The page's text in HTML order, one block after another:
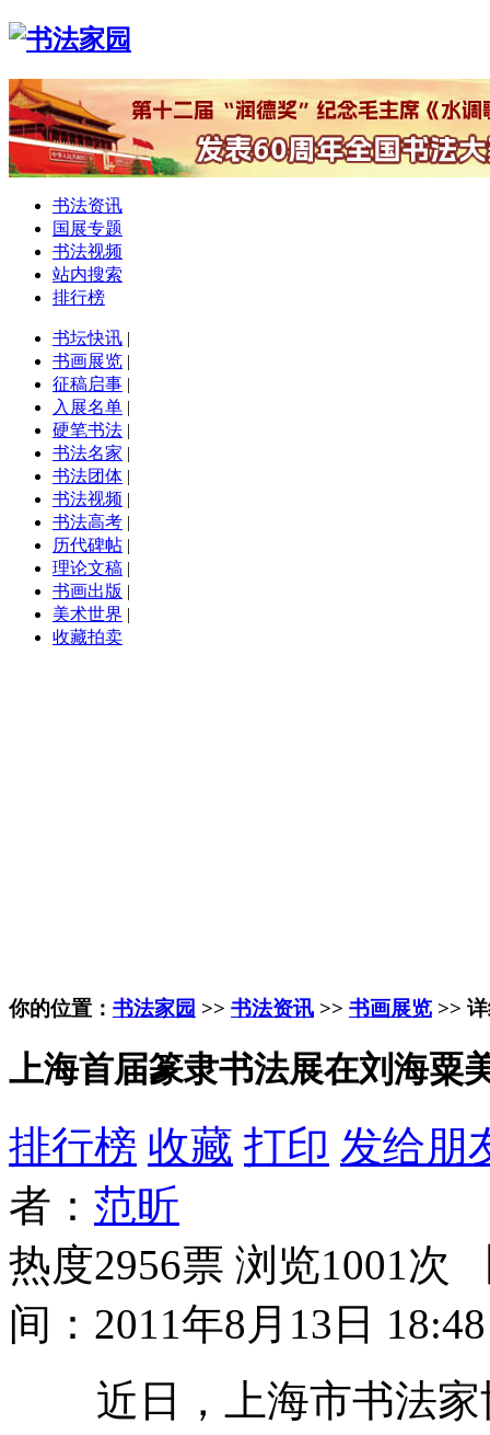
书法资讯
国展专题
书法视频
站内搜索
排行榜
书坛快讯 |
书画展览 |
征稿启事 |
入展名单 |
硬笔书法 |
书法名家 |
书法团体 |
书法视频 |
书法高考 |
历代碑帖 |
理论文稿 |
书画出版 |
美术世界 |
收藏拍卖
你的位置： 书法家园 >> 书法资讯 >> 书画展览 >>
上海首届篆隶书法展在刘海粟
排行榜 收藏 打印 发给朋
者： 范昕
热度2956票 浏览1001次
间：2011年8月13日 18:48
近日，上海市书法家